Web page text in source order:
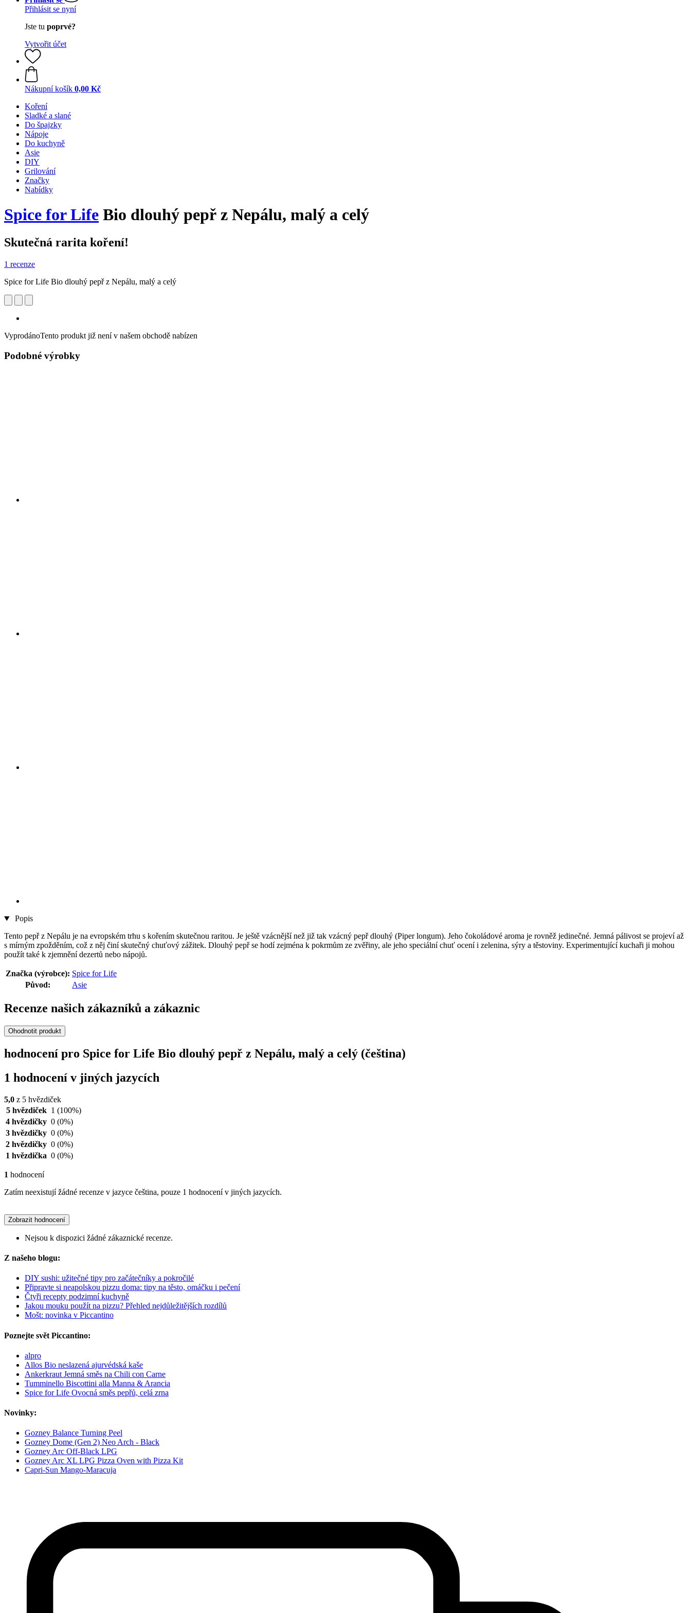
Přihlásit se nyní
Jste tu poprvé?
Vytvořit účet
Nákupní košík 0,00 Kč
Koření
Sladké a slané
Do špajzky
Nápoje
Do kuchyně
Asie
DIY
Grilování
Značky
Nabídky
Spice for Life Bio dlouhý pepř z Nepálu, malý a celý
Skutečná rarita koření!
1 recenze
Spice for Life Bio dlouhý pepř z Nepálu, malý a celý
VyprodánoTento produkt již není v našem obchodě nabízen
Podobné výrobky
Popis
Tento pepř z Nepálu je na evropském trhu s kořením skutečnou raritou. Je ještě vzácnější než již tak vzácný pepř dlouhý (Piper longum). Jeho čokoládové aroma je rovněž jedinečné. Jemná pálivost se projeví až
s mírným zpožděním, což z něj činí skutečný chuťový zážitek. Dlouhý pepř se hodí zejména k pokrmům ze zvěřiny, ale jeho speciální chuť ocení i zelenina, sýry a těstoviny. Experimentující kuchaři ji mohou
použít také k zjemnění dezertů nebo nápojů.
Značka (výrobce): Spice for Life
Původ:
Asie
Recenze našich zákazníků a zákaznic
Ohodnotit produkt
hodnocení pro Spice for Life Bio dlouhý pepř z Nepálu, malý a celý (čeština)
1 hodnocení v jiných jazycích
5,0 z 5 hvězdiček
5 hvězdiček 1 (100%)
4 hvězdičky 0 (0%)
3 hvězdičky 0 (0%)
2 hvězdičky 0 (0%)
1 hvězdička 0 (0%)
1 hodnocení
Zatím neexistují žádné recenze v jazyce čeština, pouze 1 hodnocení v jiných jazycích.
Zobrazit hodnocení
Nejsou k dispozici žádné zákaznické recenze.
Z našeho blogu:
DIY sushi: užitečné tipy pro začátečníky a pokročilé
Připravte si neapolskou pizzu doma: tipy na těsto, omáčku i pečení
Čtyři recepty podzimní kuchyně
Jakou mouku použít na pizzu? Přehled nejdůležitějších rozdílů
Mošt: novinka v Piccantino
Poznejte svět Piccantino:
alpro
Allos Bio neslazená ajurvédská kaše
Ankerkraut Jemná směs na Chili con Carne
Tumminello Biscottini alla Manna & Arancia
Spice for Life Ovocná směs pepřů, celá zrna
Novinky:
Gozney Balance Turning Peel
Gozney Dome (Gen 2) Neo Arch - Black
Gozney Arc Off-Black LPG
Gozney Arc XL LPG Pizza Oven with Pizza Kit
Capri-Sun Mango-Maracuja